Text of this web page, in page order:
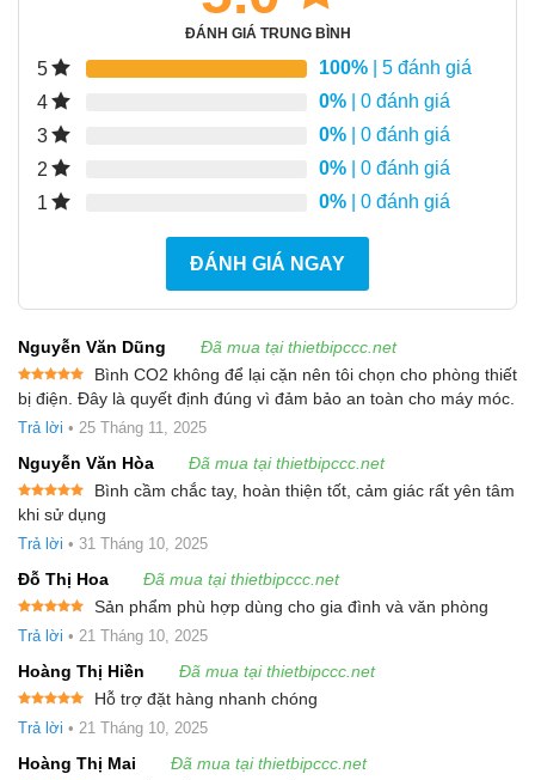
ĐÁNH GIÁ TRUNG BÌNH
5 100% | 5 đánh giá
4
0% | 0 đánh giá
3
0% | 0 đánh giá
2
0% | 0 đánh giá
1
0% | 0 đánh giá
ĐÁNH GIÁ NGAY
Nguyễn Văn Dũng Đã mua tại thietbipccc.net
Được xếp
hạng55
sao
Bình CO2 không để lại cặn nên tôi chọn cho phòng thiết
bị điện. Đây là quyết định đúng vì đảm bảo an toàn cho máy móc.
Trả lời • 25 Tháng 11, 2025
Nguyễn Văn Hòa Đã mua tại thietbipccc.net
Được xếp
hạng55
sao
Bình cầm chắc tay, hoàn thiện tốt, cảm giác rất yên tâm
khi sử dụng
Trả lời • 31 Tháng 10, 2025
Đỗ Thị Hoa Đã mua tại thietbipccc.net
hạng55
Sản phẩm phù hợp dùng cho gia đình và văn phòng
Trả lời • 21 Tháng 10, 2025
Hoàng Thị Hiền Đã mua tại thietbipccc.net
hạng55
Hỗ trợ đặt hàng nhanh chóng
Trả lời • 21 Tháng 10, 2025
Hoàng Thị Mai Đã mua tại thietbipccc.net